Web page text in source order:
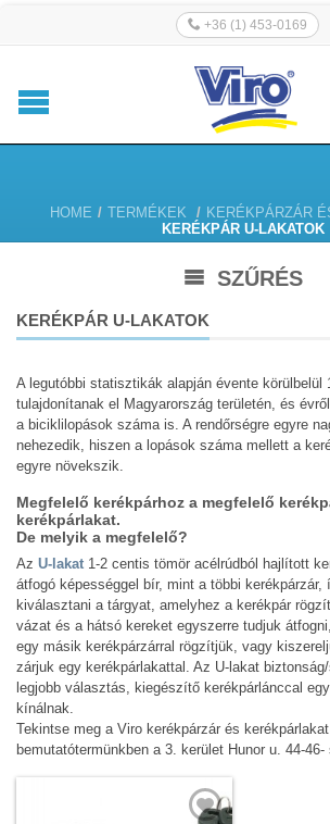
+36 (1) 453-0169
HOME / TERMÉKEK / KERÉKPÁRZÁR
KERÉKPÁR U-LAKATOK
SZŰRÉS
KERÉKPÁR U-LAKATOK
A legutóbbi statisztikák alapján évente körülbelül
tulajdonítanak el Magyarország területén, és
a biciklilopások száma is. A rendőrségre egyre
nehezedik, hiszen a lopások száma mellett a
egyre növekszik.
Megfelelő kerékpárhoz a megfelelő
kerékpárlakat.
De melyik a megfelelő?
Az U-lakat 1-2 centis tömör acélrúdból hajlított
átfogó képességgel bír, mint a többi kerékpárzár,
kiválasztani a tárgyat, amelyhez a kerékpár
vázat és a hátsó kereket egyszerre tudjuk
egy másik kerékpárzárral rögzítjük, vagy
zárjuk egy kerékpárlakattal. Az U-lakat
legjobb választás, kiegészítő kerékpárlánccal
kínálnak.
Tekintse meg a Viro kerékpárzár és
bemutatótermünkben a 3. kerület Hunor u. 44-